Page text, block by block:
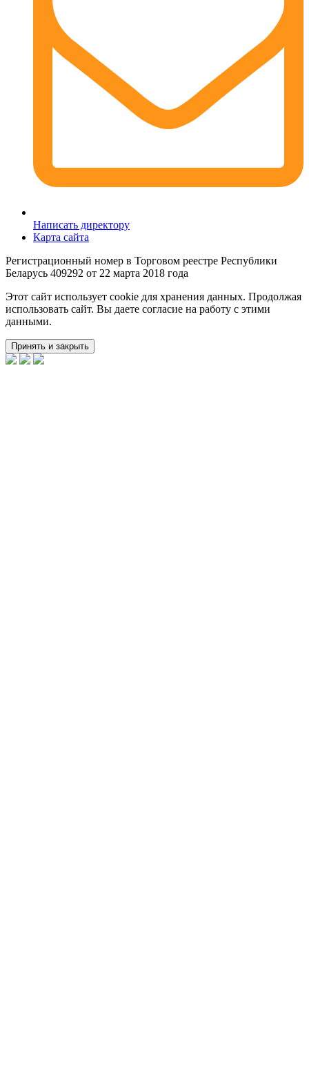
Написать директору
Карта сайта
Регистрационный номер в Торговом реестре Республики
Беларусь 409292 от 22 марта 2018 года
Этот сайт использует cookie для хранения данных. Продолжая
использовать сайт. Вы даете согласие на работу с этими
данными.
Принять и закрыть